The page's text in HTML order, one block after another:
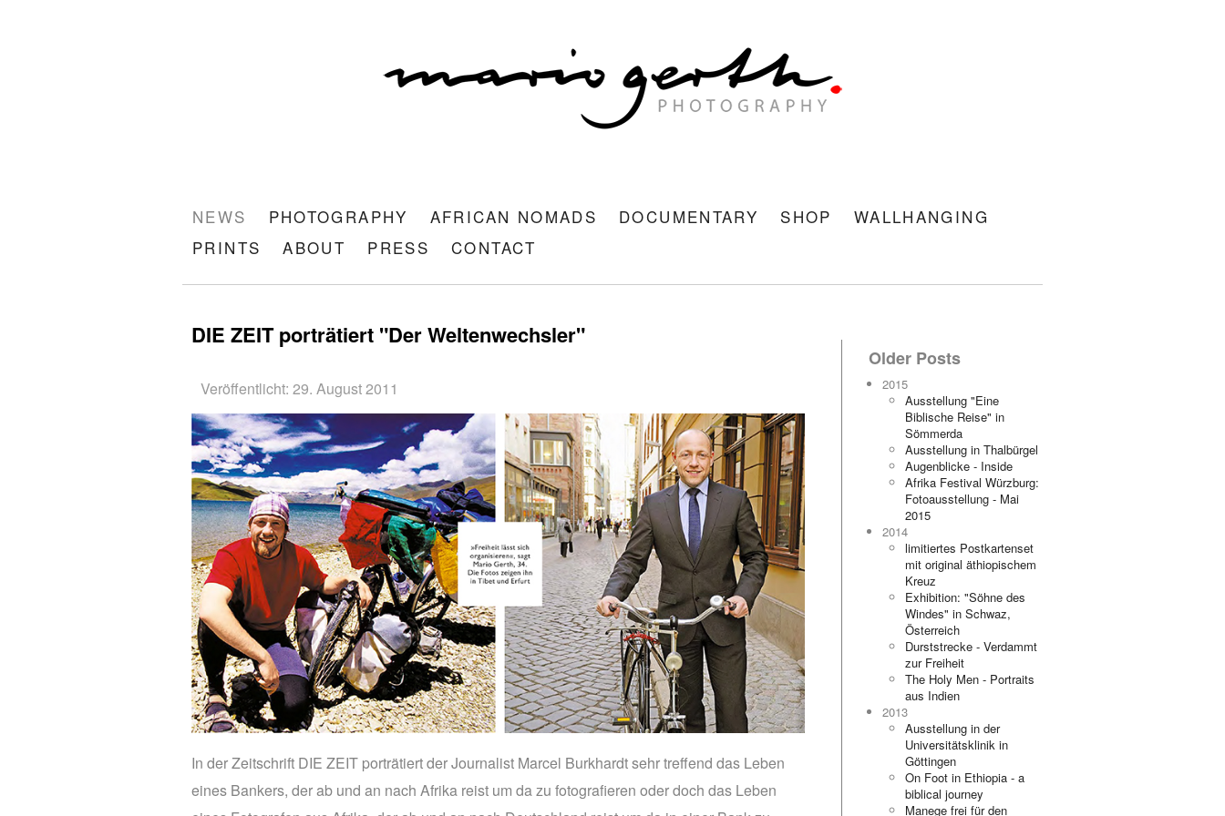
NEWS PHOTOGRAPHY AFRICAN NOMADS DOCUMENTARY SHOP
WALLHANGING
PRINTS
ABOUT PRESS CONTACT
DIE ZEIT porträtiert "Der Weltenwechsler"
Veröffentlicht: 29. August 2011
In der Zeitschrift DIE ZEIT porträtiert der Journalist Marcel Burkhardt sehr treffend das Leben
eines Bankers, der ab und an nach Afrika reist um da zu fotografieren oder doch das Leben
Older Posts
2015
Ausstellung "Eine
Biblische Reise" in
Sömmerda
Ausstellung in Thalbürgel
Augenblicke - Inside
Afrika Festival Würzburg:
Fotoausstellung - Mai
2015
2014
limitiertes Postkartenset
mit original äthiopischem
Kreuz
Exhibition: "Söhne des
Windes" in Schwaz,
Österreich
Durststrecke - Verdammt
zur Freiheit
The Holy Men - Portraits
aus Indien
2013
Ausstellung in der
Universitätsklinik in
Göttingen
On Foot in Ethiopia - a
biblical journey
Manege frei für den